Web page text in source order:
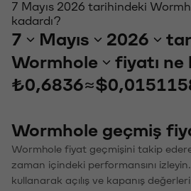
7 Mayıs 2026 tarihindeki
kadardı?
7 Mayıs 2026
Wormhole
fiyatı ne
₺0,6836≈
Wormhole geçmiş
Wormhole fiyat geçmişini takip
zaman içindeki performansını
kullanarak açılış ve kapanış